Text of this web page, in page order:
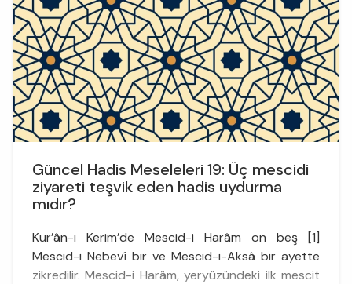
uğrayabilir. Türkçeye Batı ...
Güncel Hadis Meseleleri 19: Üç mescidi
ziyareti teşvik eden hadis uydurma
mıdır?
Kur’ân-ı Kerim’de Mescid-i Harâm on beş [1]
Mescid-i Nebevî bir ve Mescid-i-Aksâ bir ayette
zikredilir. Mescid-i Harâm, yeryüzündeki ilk mescit